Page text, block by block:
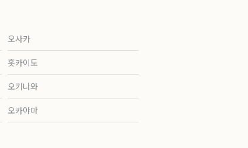
오사카
홋카이도
오키나와
오카야마